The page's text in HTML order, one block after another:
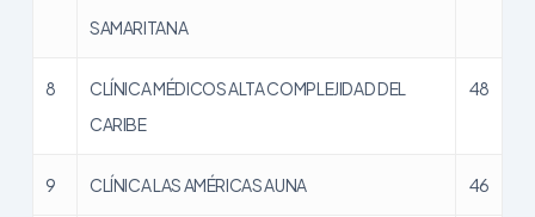
SAMARITANA
8
CLÍNICA MÉDICOS ALTA COMPLEJIDAD DEL
CARIBE
48
9 CLÍNICA LAS AMÉRICAS AUNA 46